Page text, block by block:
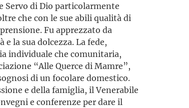
Servo di Dio particolarmente
che con le sue abili qualità di
Fu apprezzato da
la sua dolcezza. La fede,
individuale che comunitaria,
“Alle Querce di Mamre”,
di un focolare domestico.
e della famiglia, il Venerabile
e conferenze per dare il